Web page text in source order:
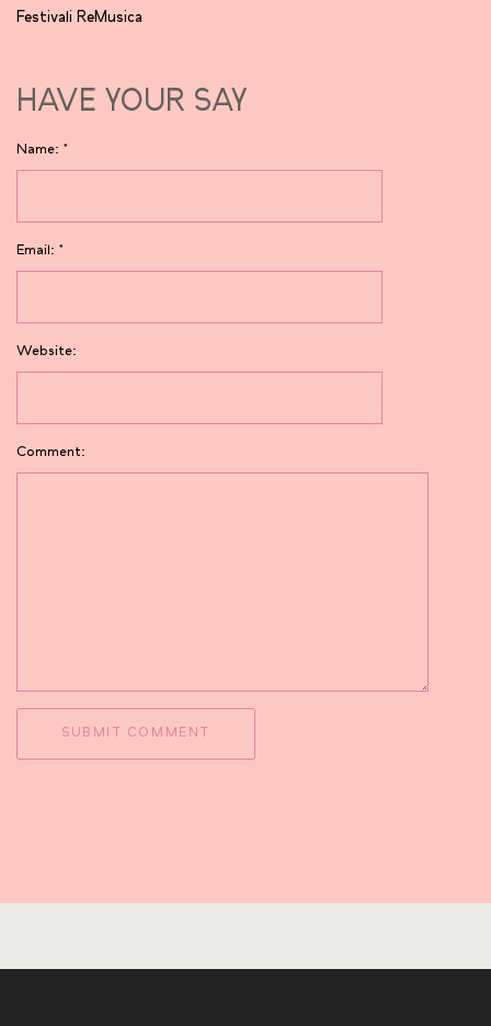
Festivali ReMusica
HAVE YOUR SAY
Name: *
Email: *
Website:
Comment: